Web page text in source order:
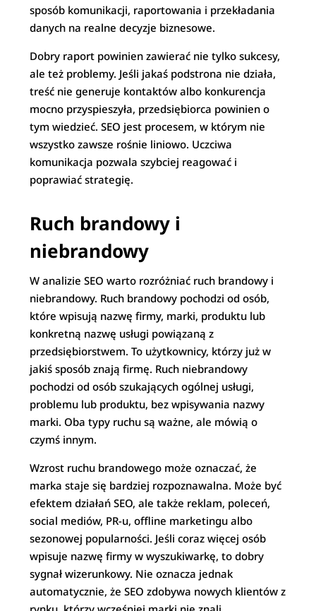
sposób komunikacji, raportowania i przekładania
danych na realne decyzje biznesowe.
Dobry raport powinien zawierać nie tylko sukcesy,
ale też problemy. Jeśli jakaś podstrona nie działa,
treść nie generuje kontaktów albo konkurencja
mocno przyspieszyła, przedsiębiorca powinien o
tym wiedzieć. SEO jest procesem, w którym nie
wszystko zawsze rośnie liniowo. Uczciwa
komunikacja pozwala szybciej reagować i
poprawiać strategię.
Ruch brandowy i
niebrandowy
W analizie SEO warto rozróżniać ruch brandowy i
niebrandowy. Ruch brandowy pochodzi od osób,
które wpisują nazwę firmy, marki, produktu lub
konkretną nazwę usługi powiązaną z
przedsiębiorstwem. To użytkownicy, którzy już w
jakiś sposób znają firmę. Ruch niebrandowy
pochodzi od osób szukających ogólnej usługi,
problemu lub produktu, bez wpisywania nazwy
marki. Oba typy ruchu są ważne, ale mówią o
czymś innym.
Wzrost ruchu brandowego może oznaczać, że
marka staje się bardziej rozpoznawalna. Może być
efektem działań SEO, ale także reklam, poleceń,
social mediów, PR-u, offline marketingu albo
sezonowej popularności. Jeśli coraz więcej osób
wpisuje nazwę firmy w wyszukiwarkę, to dobry
sygnał wizerunkowy. Nie oznacza jednak
automatycznie, że SEO zdobywa nowych klientów z